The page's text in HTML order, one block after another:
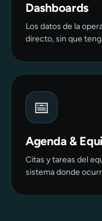
Dashboards
Los datos de la
directo, sin que
📅
Agenda &
Citas y tareas del
sistema donde